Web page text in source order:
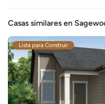
Casas similares en
Lista para Construir